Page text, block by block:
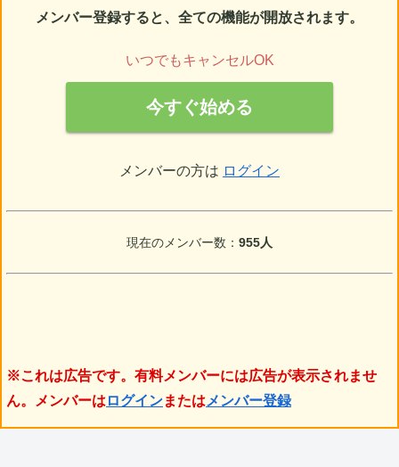
メンバー登録すると、全ての機能が開放されます。
いつでもキャンセルOK
今すぐ始める
メンバーの方は ログイン
現在のメンバー数： 955人
※これは広告です。有料メンバーには広告が表示されませ
ん。メンバーは ログインまたは メンバー登録